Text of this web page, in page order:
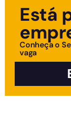
Está
Conheça o
vaga